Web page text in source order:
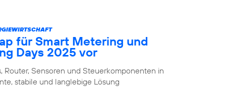
für Smart Metering und
Days 2025 vor
Sensoren und Steuerkomponenten in
stabile und langlebige Lösung